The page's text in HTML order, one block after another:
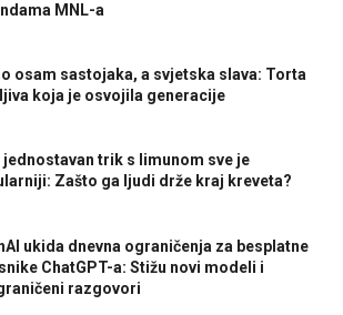
MNL-a
osam sastojaka, a svjetska slava: Torta
koja je osvojila generacije
jednostavan trik s limunom sve je
Zašto ga ljudi drže kraj kreveta?
ukida dnevna ograničenja za besplatne
ChatGPT-a: Stižu novi modeli i
razgovori